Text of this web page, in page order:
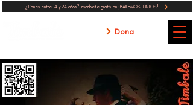
¿Tienes entre 14 y 24 años? Inscribete gratis en ¡BAILEMOS JUNTOS!
Dona